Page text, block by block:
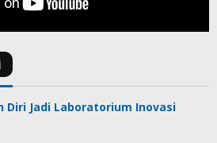
Diri Jadi Laboratorium Inovasi